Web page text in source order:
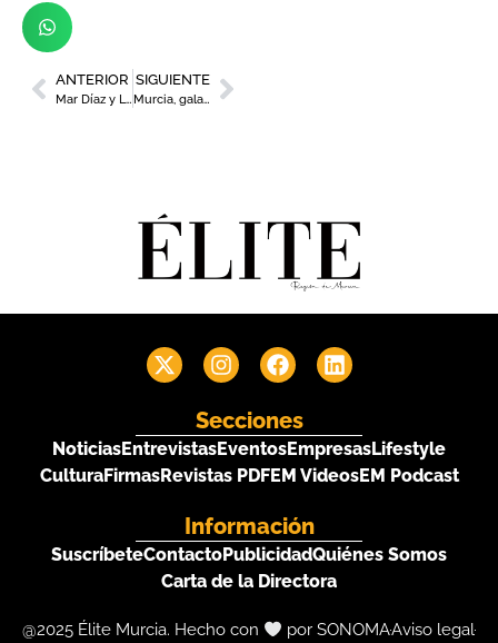
ANTERIOR
Mar Díaz y Lola García, encargadas de agitar conciencias en la V Jornada «Mujeres Rurales, protegiendo nuestras raíces»
SIGUIENTE
Murcia, galardonada en los Premios a las Buenas Prácticas Locales por la Economía Circular
Secciones
NoticiasEntrevistasEventosEmpresasLifestyle
CulturaFirmasRevistas PDFEM VideosEM Podcast
Información
SuscríbeteContactoPublicidadQuiénes Somos
Carta de la Directora
@2025 Élite Murcia. Hecho con por SONOMAAviso legal